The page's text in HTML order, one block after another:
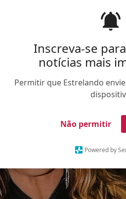
Inscreva-se
notícias mais
Permitir que Estrelando
Não permitir
Powered by
FALE CONOSCO ANUNCIE NO